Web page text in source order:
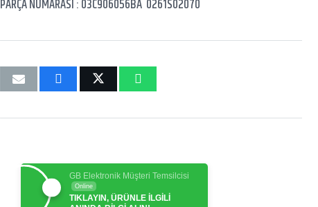
PARÇA NUMARASI : 03C906056BA 0261S02070
GB Elektronik Müşteri Temsilcisi
Online
TIKLAYIN, ÜRÜNLE İLGİLİ